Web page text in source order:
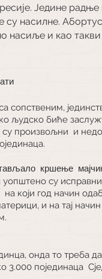
Једине радње
су насилне.
насиље и као
сопственим,
људско биће
су произвољни и
кршење
уопштено су
на који год начин
и на тај
онда то треба
3.000 појединаца